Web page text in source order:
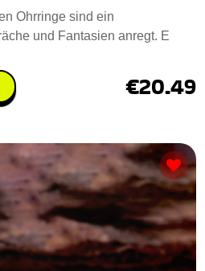
Ohrringe sind ein
und Fantasien anregt. E
€20.49